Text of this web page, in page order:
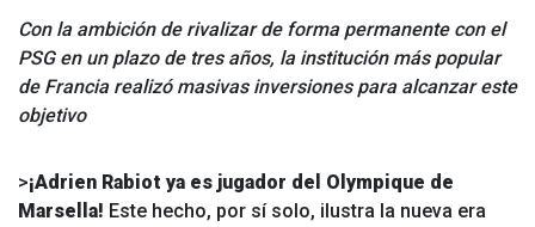
Con la ambición de rivalizar de forma permanente con el
PSG en un plazo de tres años, la institución más popular
de Francia realizó masivas inversiones para alcanzar este
objetivo
>¡Adrien Rabiot ya es jugador del Olympique de
Marsella! Este hecho, por sí solo, ilustra la nueva era